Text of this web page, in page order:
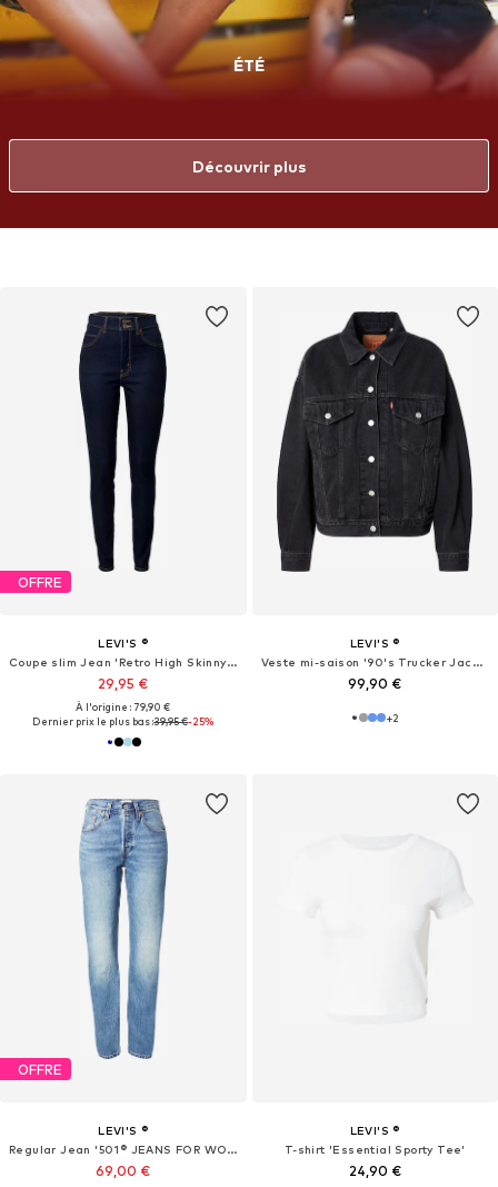
ÉTÉ
Découvrir plus
OFFRE
LEVI'S ®
Coupe slim Jean 'Retro High Skinny Jeans'
29,95 €
À l'origine : 79,90 €
Dernier prix le plus bas :39,95 €-25%
LEVI'S ®
Veste mi-saison '90's Trucker Jacket'
99,90 €
+2
OFFRE
LEVI'S ®
Regular Jean '501® JEANS FOR WOMEN'
69,00 €
LEVI'S ®
T-shirt 'Essential Sporty Tee'
24,90 €